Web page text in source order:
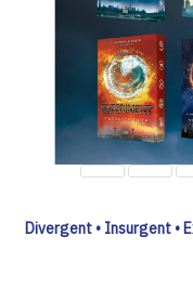
Divergent • Insurgent •